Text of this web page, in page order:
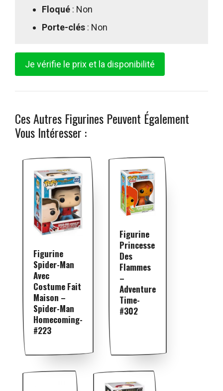
Floqué : Non
Porte-clés : Non
Je vérifie le prix et la disponibilité
Ces Autres Figurines Peuvent Également
Vous Intéresser :
Figurine
Spider-Man
Avec
Costume Fait
Maison –
Spider-Man
Homecoming-
#223
Figurine
Princesse
Des
Flammes
–
Adventure
Time-
#302